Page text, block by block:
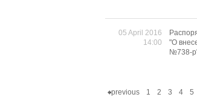
05 April 2016
14:00
"О
№738-
previous 1 2 3 4 5